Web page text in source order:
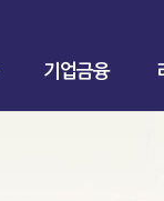
기업금융